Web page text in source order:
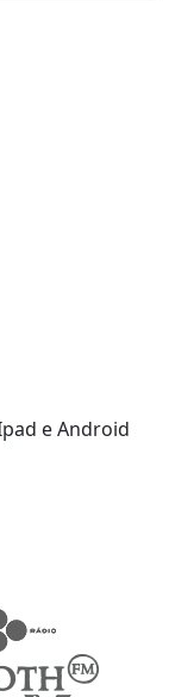
e Android